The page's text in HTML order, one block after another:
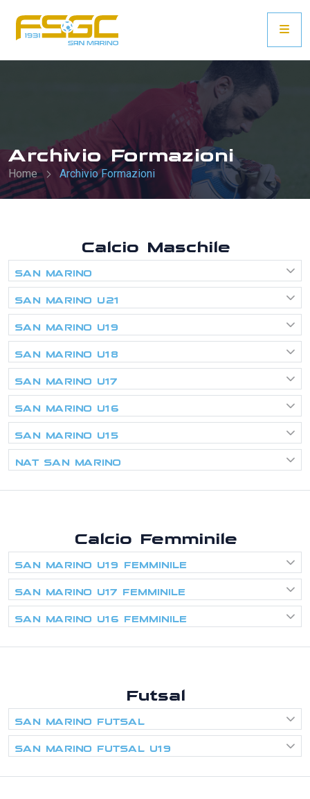
Archivio Formazioni
Home Archivio Formazioni
Calcio Maschile
SAN MARINO
SAN MARINO U21
SAN MARINO U19
SAN MARINO U18
SAN MARINO U17
SAN MARINO U16
SAN MARINO U15
NAT SAN MARINO
Calcio Femminile
SAN MARINO U19 FEMMINILE
SAN MARINO U17 FEMMINILE
SAN MARINO U16 FEMMINILE
Futsal
SAN MARINO FUTSAL
SAN MARINO FUTSAL U19